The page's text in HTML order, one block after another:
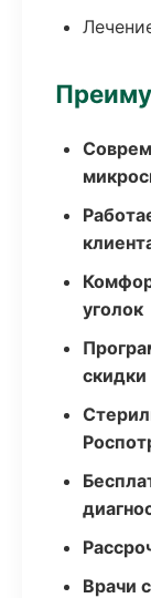
уголок
скидки
Врачи